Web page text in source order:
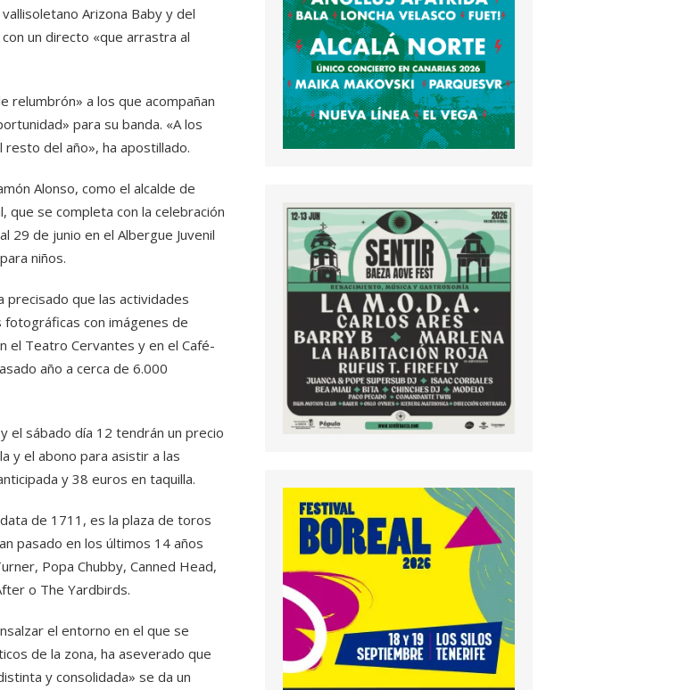
Arizona Baby y del
un directo «que arrastra al
relumbrón» a los que acompañan
para su banda. «A los
del año», ha apostillado.
Alonso, como el alcalde de
que se completa con la celebración
29 de junio en el Albergue Juvenil
niños.
precisado que las actividades
fotográficas con imágenes de
Teatro Cervantes y en el Café-
año a cerca de 6.000
el sábado día 12 tendrán un precio
y el abono para asistir a las
y 38 euros en taquilla.
de 1711, es la plaza de toros
pasado en los últimos 14 años
Popa Chubby, Canned Head,
o The Yardbirds.
el entorno en el que se
de la zona, ha aseverado que
y consolidada» se da un